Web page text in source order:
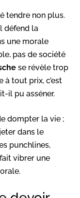
tendre non plus.
défend la
une morale
pas de société
se révèle trop
à tout prix, c’est
il pu asséner.
dompter la vie ;
dans le
punchlines,
vibrer une